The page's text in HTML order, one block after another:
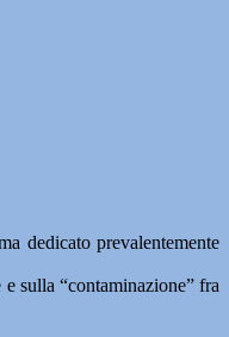
dedicato prevalentemente
sulla “contaminazione” fra